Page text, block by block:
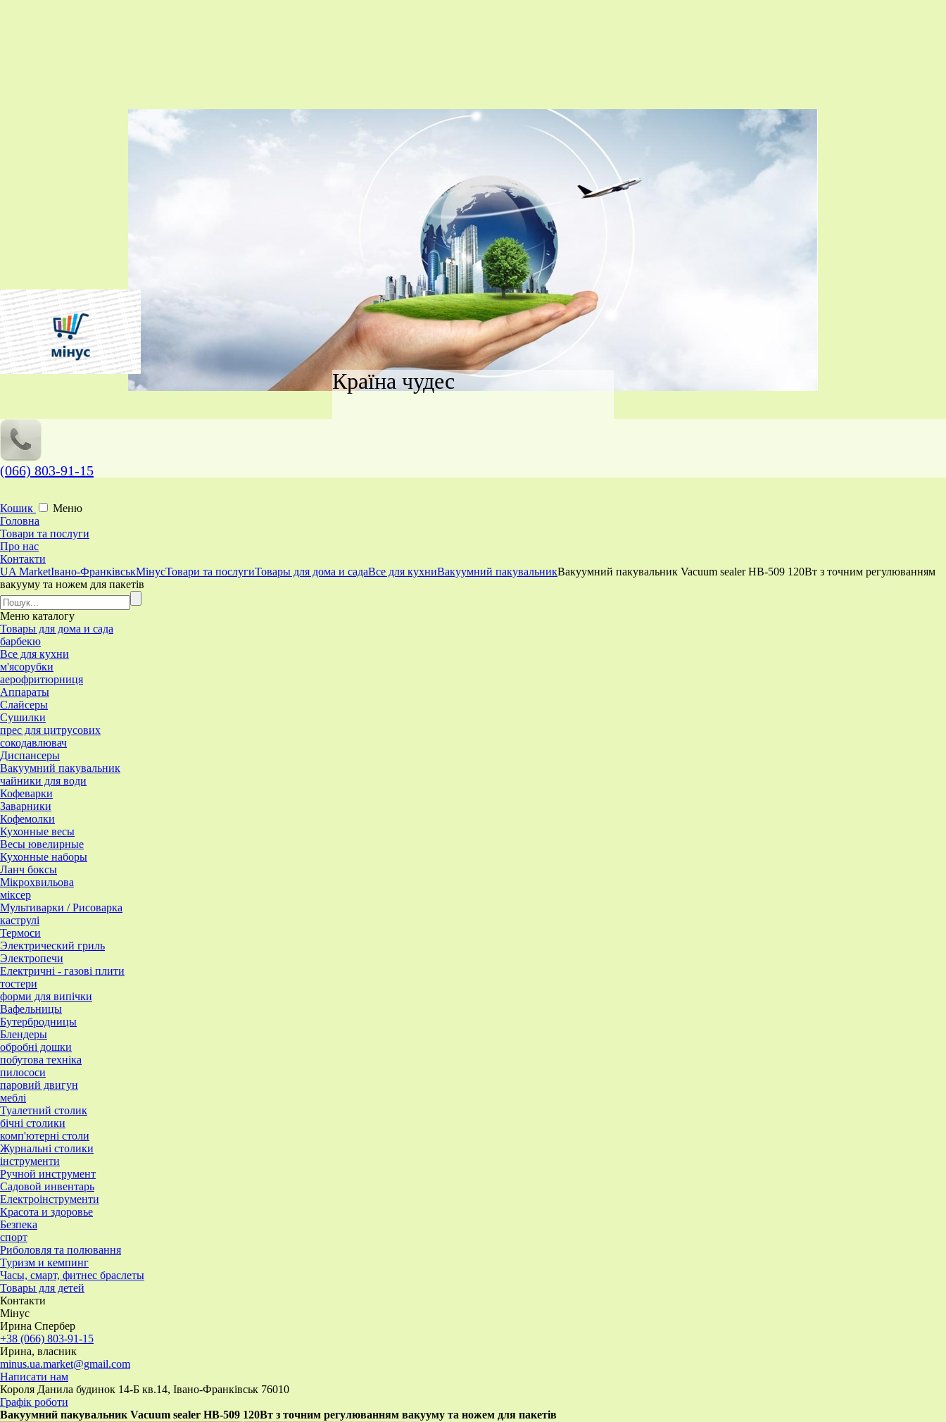
Країна чудес
(066) 803-91-15
Кошик
Меню
Головна
Товари та послуги
Про нас
Контакти
UA MarketІвано-ФранківськМінусТовари та послугиТовары для дома и садаВсе для кухниВакуумний пакувальникВакуумний пакувальник Vacuum sealer HB-509 120Вт з точним регулюванням
вакууму та ножем для пакетів
Меню каталогу
Товары для дома и сада
барбекю
Все для кухни
м'ясорубки
аерофритюрниця
Аппараты
Слайсеры
Сушилки
прес для цитрусових
сокодавлювач
Диспансеры
Вакуумний пакувальник
чайники для води
Кофеварки
Заварники
Кофемолки
Кухонные весы
Весы ювелирные
Кухонные наборы
Ланч боксы
Мікрохвильова
міксер
Мультиварки / Рисоварка
каструлі
Термоси
Электрический гриль
Электропечи
Електричні - газові плити
тостери
форми для випічки
Вафельницы
Бутербродницы
Блендеры
обробні дошки
побутова техніка
пилососи
паровий двигун
меблі
Туалетний столик
бічні столики
комп'ютерні столи
Журнальні столики
інструменти
Ручной инструмент
Садовой инвентарь
Електроінструменти
Красота и здоровье
Безпека
спорт
Риболовля та полювання
Туризм и кемпинг
Часы, смарт, фитнес браслеты
Товары для детей
Контакти
Мінус
Ирина Спербер
+38 (066) 803-91-15
Ирина, власник
minus.ua.market@gmail.com
Написати нам
Короля Данила будинок 14-Б кв.14, Івано-Франківськ 76010
Графік роботи
Вакуумний пакувальник Vacuum sealer HB-509 120Вт з точним регулюванням вакууму та ножем для пакетів